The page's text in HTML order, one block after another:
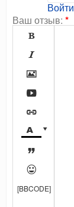
Войти
Ваш отзыв: *









[BBCODE]